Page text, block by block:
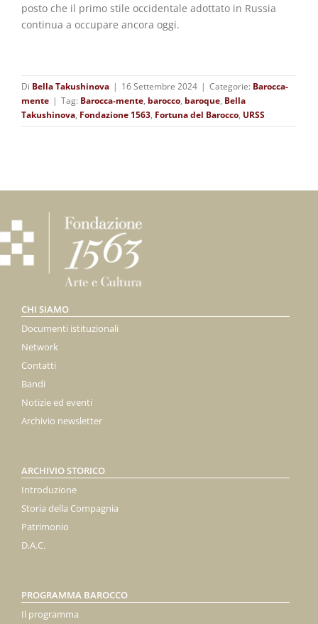
posto che il primo stile occidentale adottato in Russia
continua a occupare ancora oggi.
Di Bella Takushinova | 16 Settembre 2024 | Categorie: Barocca-
mente | Tag: Barocca-mente, barocco, baroque, Bella
Takushinova, Fondazione 1563, Fortuna del Barocco, URSS
CHI SIAMO
Documenti istituzionali
Network
Contatti
Bandi
Notizie ed eventi
Archivio newsletter
ARCHIVIO STORICO
Introduzione
Storia della Compagnia
Patrimonio
D.A.C.
PROGRAMMA BAROCCO
Il programma